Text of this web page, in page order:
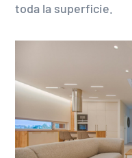
toda la superficie.